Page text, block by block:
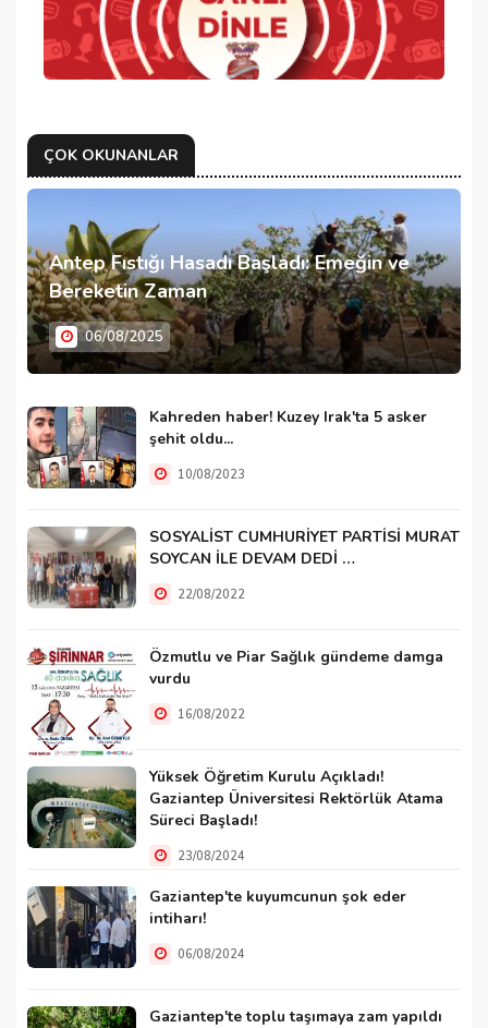
ÇOK OKUNANLAR
Antep Fıstığı Hasadı Başladı: Emeğin ve
Bereketin Zaman
06/08/2025
Kahreden haber! Kuzey Irak'ta 5 asker
şehit oldu...
10/08/2023
SOSYALİST CUMHURİYET PARTİSİ MURAT
SOYCAN İLE DEVAM DEDİ …
22/08/2022
Özmutlu ve Piar Sağlık gündeme damga
vurdu
16/08/2022
Yüksek Öğretim Kurulu Açıkladı!
Gaziantep Üniversitesi Rektörlük Atama
Süreci Başladı!
23/08/2024
Gaziantep'te kuyumcunun şok eder
intiharı!
06/08/2024
Gaziantep'te toplu taşımaya zam yapıldı